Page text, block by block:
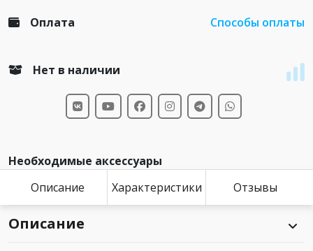
Оплата Способы оплаты
Нет в наличии
Необходимые аксессуары
Описание
Характеристики Отзывы
Описание